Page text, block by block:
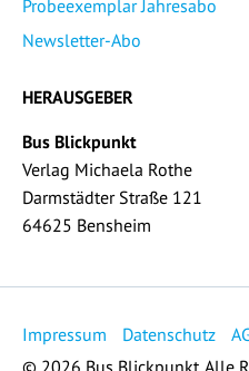
Probeexemplar Jahresabo
Newsletter-Abo
HERAUSGEBER
Bus Blickpunkt
Verlag Michaela Rothe
Darmstädter Straße 121
64625 Bensheim
Impressum Datenschutz
© 2026 Bus Blickpunkt. Alle